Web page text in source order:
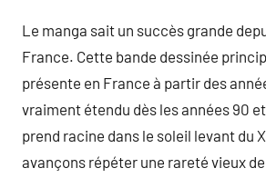
Le manga sait un succès grande
France. Cette bande dessinée
présente en France à partir des
vraiment étendu dès les années 90 et
prend racine dans le soleil levant du
avançons répéter une rareté vieux